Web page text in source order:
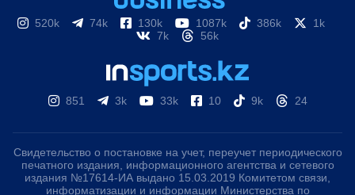
520k 74k 130k 1087k 386k
1k
7k
56k
851 3k 33k 10 9k 24
Свидетельство о постановке на учет, переучет периодического
печатного издания, информационного агентства и сетевого
издания №17614-ИА выдано 15.03.2019 Комитетом связи,
информатизации и информации Министерства по